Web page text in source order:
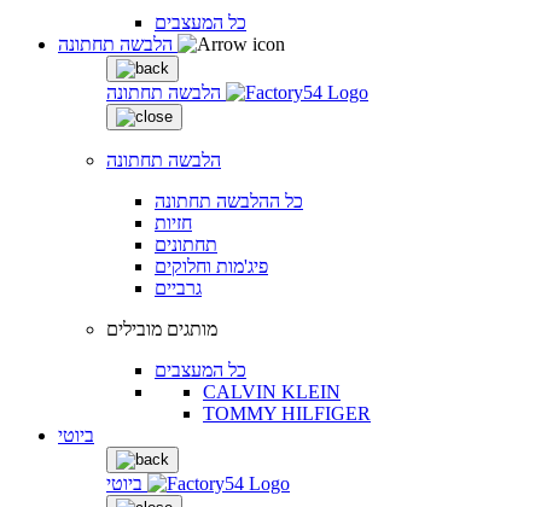
כל המעצבים
הלבשה תחתונה
הלבשה תחתונה
כל ההלבשה תחתונה
חזיות
תחתונים
פיג'מות וחלוקים
גרביים
מותגים מובילים
כל המעצבים
CALVIN KLEIN
TOMMY HILFIGER
ביוטי
ביוטי